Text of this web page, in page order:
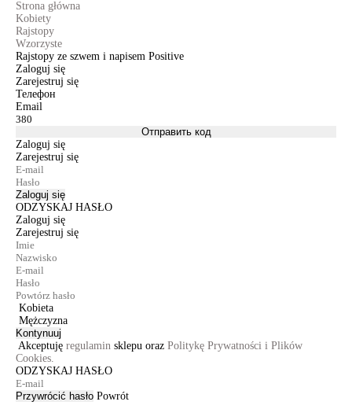
Strona główna
Kobiety
Rajstopy
Wzorzyste
Rajstopy ze szwem i napisem Positive
Zaloguj się
Zarejestruj się
Телефон
Email
Отправить код
Zaloguj się
Zarejestruj się
Zaloguj się
ODZYSKAJ HASŁO
Zaloguj się
Zarejestruj się
Kobieta
Mężczyzna
Kontynuuj
Akceptuję regulamin sklepu oraz Politykę Prywatności i Plików
Cookies.
ODZYSKAJ HASŁO
Przywrócić hasło Powrót